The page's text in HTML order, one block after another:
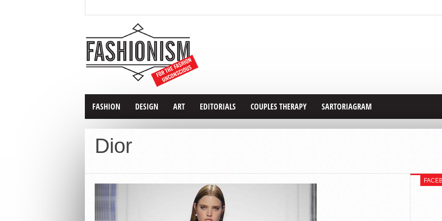
FASHION DESIGN ART EDITORIALS COUPLES THERAPY SARTORIAGRAM
Dior